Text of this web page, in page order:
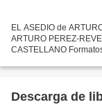
EL ASEDIO de
ARTURO PEREZ-
CASTELLANO
Descarga gratuita...
Descarga de